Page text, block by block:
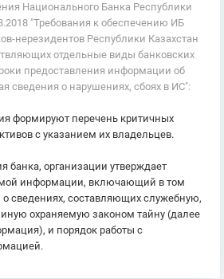
Национального Банка Республики
"Требования к обеспечению ИБ
нерезидентов Республики Казахстан
отдельные виды банковских
предоставления информации об
сведения о нарушениях, сбоях в ИС":
формируют перечень критичных
с указанием их владельцев.
банка, организации утверждает
информации, включающий в том
сведениях, составляющих служебную,
охраняемую законом тайну (далее
и порядок работы с